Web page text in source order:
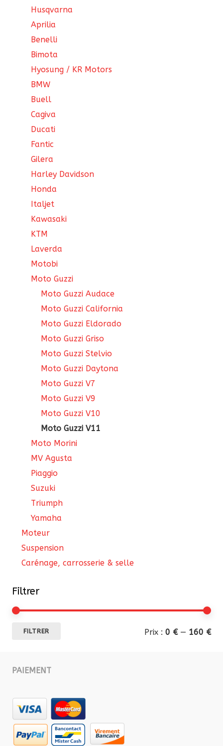
Husqvarna
Aprilia
Benelli
Bimota
Hyosung / KR Motors
BMW
Buell
Cagiva
Ducati
Fantic
Gilera
Harley Davidson
Honda
Italjet
Kawasaki
KTM
Laverda
Motobi
Moto Guzzi
Moto Guzzi Audace
Moto Guzzi California
Moto Guzzi Eldorado
Moto Guzzi Griso
Moto Guzzi Stelvio
Moto Guzzi Daytona
Moto Guzzi V7
Moto Guzzi V9
Moto Guzzi V10
Moto Guzzi V11
Moto Morini
MV Agusta
Piaggio
Suzuki
Triumph
Yamaha
Moteur
Suspension
Carénage, carrosserie & selle
Filtrer
FILTRER Prix : 0 €— 160 €
PAIEMENT